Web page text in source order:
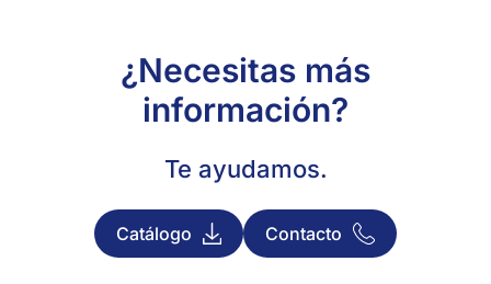
¿Necesitas más
información?
Te ayudamos.
Catálogo Contacto